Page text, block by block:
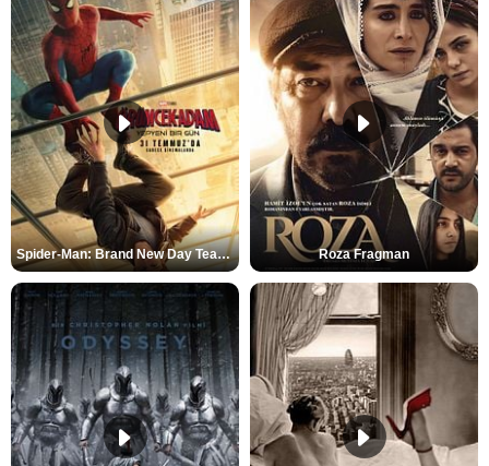
Spider-Man: Brand New Day Teaser Roza Fragman